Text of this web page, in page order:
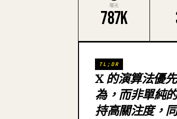
曝光
787K
TL;DR
X 的演算法優
為，而非單純
持高關注度，